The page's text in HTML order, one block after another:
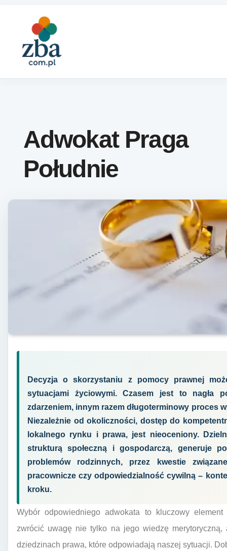
Adwokat Praga
Południe
Decyzja o skorzystaniu z pomocy prawnej
sytuacjami życiowymi. Czasem jest to nagła
zdarzeniem, innym razem długoterminowy proces
Niezależnie od okoliczności, dostęp do
lokalnego rynku i prawa, jest nieoceniony.
strukturą społeczną i gospodarczą, generuje
problemów rodzinnych, przez kwestie
pracownicze czy odpowiedzialność cywilną –
kroku.
Wybór odpowiedniego adwokata to kluczowy
zwrócić uwagę nie tylko na jego wiedzę
dziedzinach prawa, które odpowiadają naszej sytuacji.